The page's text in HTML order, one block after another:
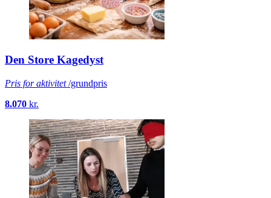
Den Store Kagedyst
Pris for aktivitet/grundpris
8.070 kr.